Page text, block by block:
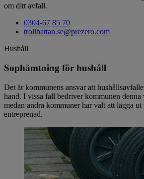
om ditt avfall.
0304-67 85 70
trollhattan.se@prezero.com
Hushåll
Sophämtning för hushåll
Det är kommunens ansvar att
hand. I vissa fall bedriver kommunen denna
medan andra kommuner har valt att lägga ut
entreprenad.